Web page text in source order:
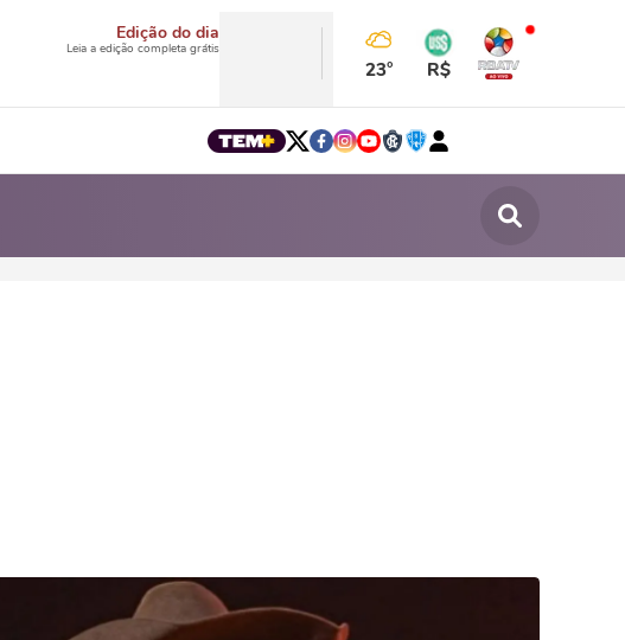
Edição do dia
Leia a edição completa grátis
23° R$